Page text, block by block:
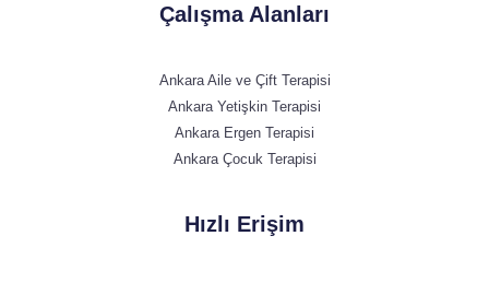
Çalışma Alanları
Ankara Aile ve Çift Terapisi
Ankara Yetişkin Terapisi
Ankara Ergen Terapisi
Ankara Çocuk Terapisi
Hızlı Erişim